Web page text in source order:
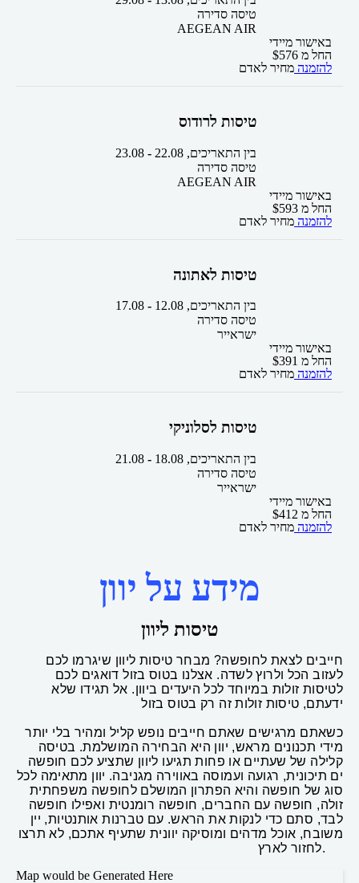
טיסה סדירה
AEGEAN AIR
באישור מיידי
החל מ
$576
להזמנה מחיר לאדם
טיסות לרודוס
בין התאריכים, -
23.08
טיסה סדירה
AEGEAN AIR
באישור מיידי
החל מ
$593
להזמנה מחיר לאדם
טיסות לאתונה
בין התאריכים, -
17.08
טיסה סדירה
ישראייר
באישור מיידי
החל מ
$391
להזמנה מחיר לאדם
טיסות לסלוניקי
בין התאריכים, -
21.08
טיסה סדירה
ישראייר
באישור מיידי
החל מ
$412
להזמנה מחיר לאדם
מידע על יוון
טיסות ליוון
חייבים לצאת לחופשה? מבחר טיסות ליוון שיגרמו לכם
לעזוב הכל ולרוץ לשדה. אצלנו בטוס בזול דואגים לכם
לטיסות זולות במיוחד לכל היעדים ביוון. אל תגידו שלא
ידעתם, טיסות זולות זה רק בטוס בזול
כשאתם מרגישים שאתם חייבים נופש קליל ומהיר בלי יותר
מידי תכנונים מראש, יוון היא הבחירה המושלמת. בטיסה
קלילה של שעתיים או פחות תגיעו ליוון שתציע לכם חופשה
ים תיכונית, רגועה ועמוסה באווירה מגניבה. יוון מתאימה לכל
סוג של חופשה והיא הפתרון המושלם לחופשה משפחתית
זולה, חופשה עם החברים, חופשה רומנטית ואפילו חופשה
לבד, סתם כדי לנקות את הראש. עם טברנות אותנטיות, יין
משובח, אוכל מדהים ומוסיקה יוונית שתעיף אתכם, לא תרצו
לחזור לארץ.
Map would be Generated Here